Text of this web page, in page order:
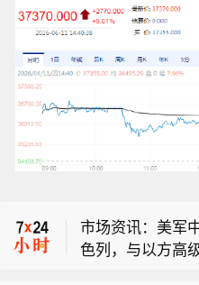
市场资讯：以
由国际部队接管
市场资讯：美军
色列，与以方高